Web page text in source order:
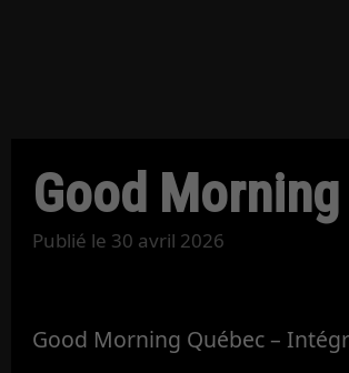
Good
Publié le 30 avril 2026
Good Morning Québec –